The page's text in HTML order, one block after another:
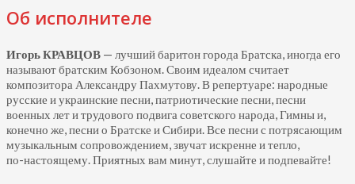
Об исполнителе
Игорь КРАВЦОВ — лучший баритон города Братска, иногда его
называют братским Кобзоном. Своим идеалом считает
композитора Александру Пахмутову. В репертуаре: народные
русские и украинские песни, патриотические песни, песни
военных лет и трудового подвига советского народа, Гимны и,
конечно же, песни о Братске и Сибири. Все песни с потрясающим
музыкальным сопровождением, звучат искренне и тепло,
по-настоящему.Приятных вам минут, слушайте и подпевайте!